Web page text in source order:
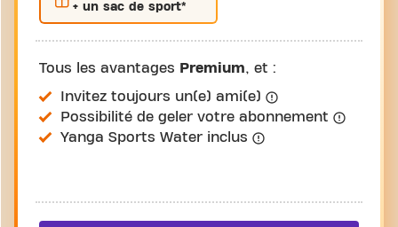
+ un sac de sport*
Tous les avantages Premium, et :
Invitez toujours un(e) ami(e)
Possibilité de geler votre abonnement
Yanga Sports Water inclus